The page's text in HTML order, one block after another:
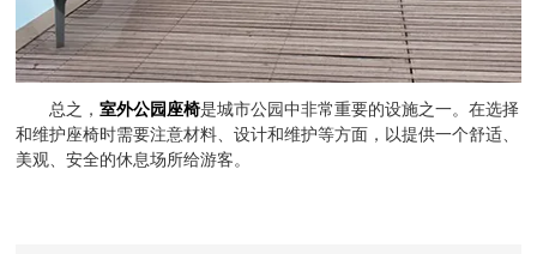
总之，室外公园座椅是城市公园中非常重要的设施之一。在选择
和维护座椅时需要注意材料、设计和维护等方面，以提供一个舒适、
美观、安全的休息场所给游客。